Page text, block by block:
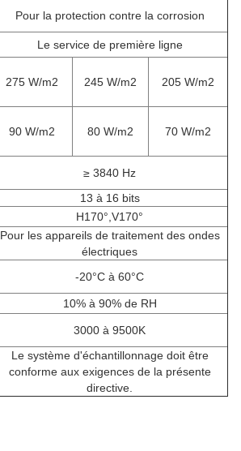
Pour la protection contre la corrosion
Le service de première ligne
275 W/m2 245 W/m2 205 W/m2
90 W/m2 80 W/m2 70 W/m2
≥ 3840 Hz
13 à 16 bits
H170°,V170°
Pour les appareils de traitement des ondes
électriques
-20°C à 60°C
10% à 90% de RH
3000 à 9500K
Le système d'échantillonnage doit être
conforme aux exigences de la présente
directive.